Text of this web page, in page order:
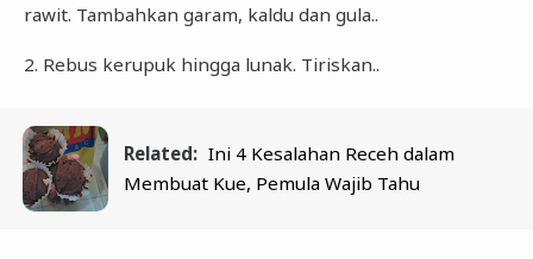
rawit. Tambahkan garam, kaldu dan gula..
2. Rebus kerupuk hingga lunak. Tiriskan..
Related: Ini 4 Kesalahan Receh dalam
Membuat Kue, Pemula Wajib Tahu